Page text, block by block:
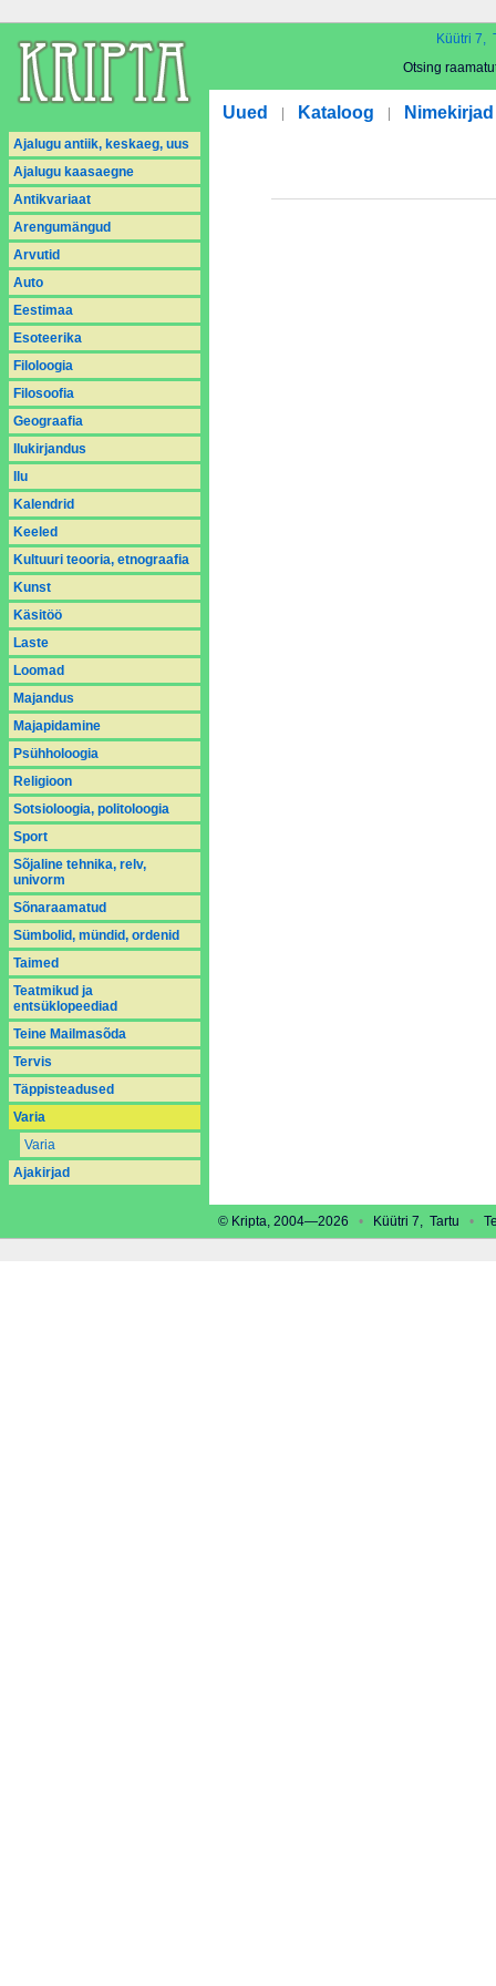
Küütri 7,
Otsing
Uued Kataloog Nimekirjad
Ajalugu antiik, keskaeg, uus
Ajalugu kaasaegne
Antikvariaat
Arengumängud
Arvutid
Auto
Eestimaa
Esoteerika
Filoloogia
Filosoofia
Geograafia
Ilukirjandus
Ilu
Kalendrid
Keeled
Kultuuri teooria, etnograafia
Kunst
Käsitöö
Laste
Loomad
Majandus
Majapidamine
Psühholoogia
Religioon
Sotsioloogia, politoloogia
Sport
Sõjaline tehnika, relv,
univorm
Sõnaraamatud
Sümbolid, mündid, ordenid
Taimed
Teatmikud ja
entsüklopeediad
Teine Mailmasõda
Tervis
Täppisteadused
Varia
Varia
Аjakirjad
© Kripta, 2004—2026 • Küütri 7, Tartu •